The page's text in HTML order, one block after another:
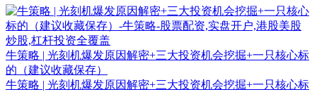
牛策略 | 光刻机爆发原因解密+三大投资机会挖掘+一只核心标
的（建议收藏保存）
牛策略 | 光刻机爆发原因解密+三大投资机会挖掘+一只核心标